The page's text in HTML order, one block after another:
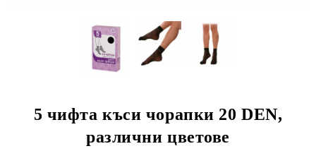
5 чифта къси чорапки 20 DEN,
различни цветове